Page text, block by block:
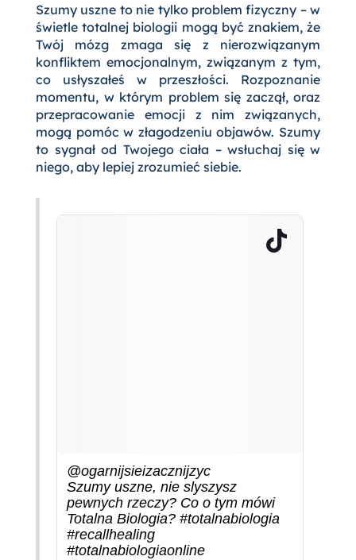
Szumy uszne to nie tylko problem fizyczny – w
świetle totalnej biologii mogą być znakiem, że
Twój mózg zmaga się z nierozwiązanym
konfliktem emocjonalnym, związanym z tym,
co usłyszałeś w przeszłości. Rozpoznanie
momentu, w którym problem się zaczął, oraz
przepracowanie emocji z nim związanych,
mogą pomóc w złagodzeniu objawów. Szumy
to sygnał od Twojego ciała – wsłuchaj się w
niego, aby lepiej zrozumieć siebie.
@ogarnijsieizacznijzyc
Szumy uszne, nie slyszysz
pewnych rzeczy? Co o tym mówi
Totalna Biologia?#totalnabiologia
#recallhealing
#totalnabiologiaonline